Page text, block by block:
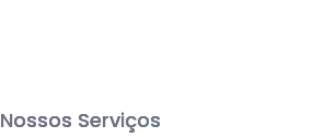
Nossos Serviços